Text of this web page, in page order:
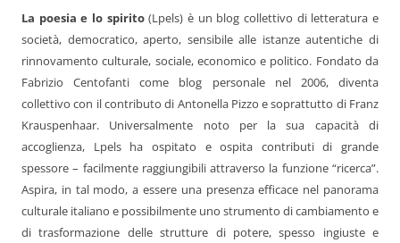
La poesia e lo spirito(Lpels) è un blog collettivo di letteratura e
società, democratico, aperto, sensibile alle istanze autentiche di
rinnovamento culturale, sociale, economico e politico. Fondato da
Fabrizio Centofanti come blog personale nel 2006, diventa
collettivo con il contributo di Antonella Pizzo e soprattutto di Franz
Krauspenhaar. Universalmente noto per la sua capacità di
accoglienza, Lpels ha ospitato e ospita contributi di grande
spessore – facilmente raggiungibili attraverso la funzione “ricerca”.
Aspira, in tal modo, a essere una presenza efficace nel panorama
culturale italiano e possibilmente uno strumento di cambiamento e
di trasformazione delle strutture di potere, spesso ingiuste e